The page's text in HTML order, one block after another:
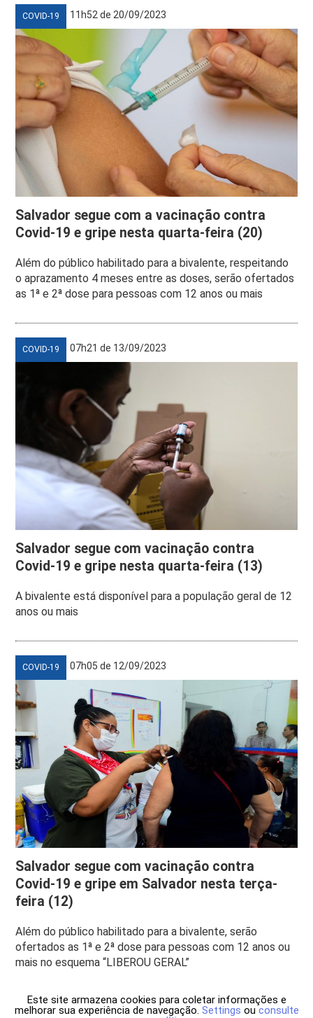
COVID-19 11h52 de 20/09/2023
Salvador segue com a vacinação contra
Covid-19 e gripe nesta quarta-feira (20)
Além do público habilitado para a bivalente, respeitando
o aprazamento 4 meses entre as doses, serão ofertados
as 1ª e 2ª dose para pessoas com 12 anos ou mais
COVID-19 07h21 de 13/09/2023
Salvador segue com vacinação contra
Covid-19 e gripe nesta quarta-feira (13)
A bivalente está disponível para a população geral de 12
anos ou mais
COVID-19 07h05 de 12/09/2023
Salvador segue com vacinação contra
Covid-19 e gripe em Salvador nesta terça-
feira (12)
Além do público habilitado para a bivalente, serão
ofertados as 1ª e 2ª dose para pessoas com 12 anos ou
mais no esquema “LIBEROU GERAL”
Este site armazena cookies para coletar informações e
melhorar sua experiência de navegação. Settings ou consulte